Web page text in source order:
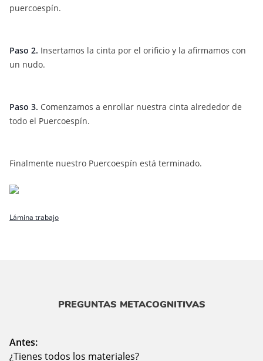
puercoespín.
Paso 2. Insertamos la cinta por el orificio y la afirmamos con
un nudo.
Paso 3. Comenzamos a enrollar nuestra cinta alrededor de
todo el Puercoespín.
Finalmente nuestro Puercoespín está terminado.
Lámina trabajo
PREGUNTAS METACOGNITIVAS
Antes:
¿Tienes todos los materiales?